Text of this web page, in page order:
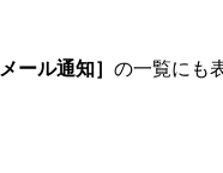
ール通知］ の一覧にも